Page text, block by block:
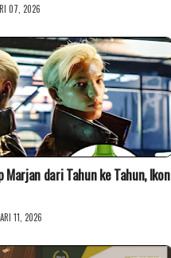
07, 2026
dari Tahun ke Tahun, Ikon
11, 2026